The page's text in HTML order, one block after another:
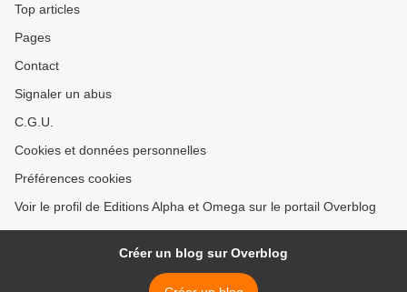
Top articles
Pages
Contact
Signaler un abus
C.G.U.
Cookies et données personnelles
Préférences cookies
Voir le profil de Editions Alpha et Omega sur le portail Overblog
Créer un blog sur Overblog